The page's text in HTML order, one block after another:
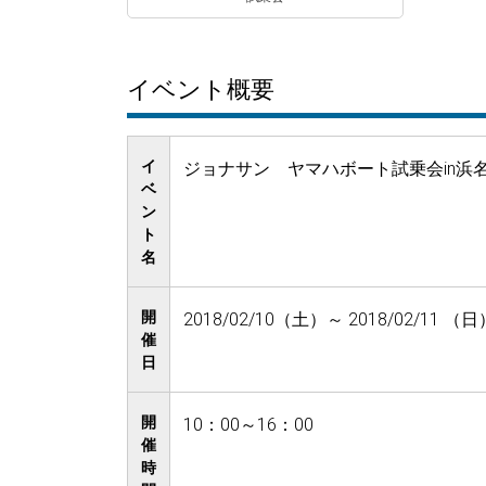
イベント概要
イ
ベ
ン
ト
名
ジョナサン ヤマハボート試乗会in浜
開
催
日
2018/02/10（土）～ 2018/02/11 （日
開
催
時
10：00～16：00